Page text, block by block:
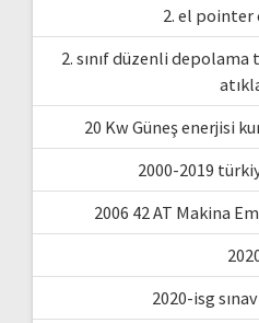
2. el
2. sınıf düzenli
20 Kw Güneş enerjisi
2000-2019
2006 42 AT Makina
2020-isg